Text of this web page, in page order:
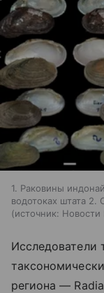
1. Раковины
водотоках штата 2.
источник: Новости
Исследователи
региона —